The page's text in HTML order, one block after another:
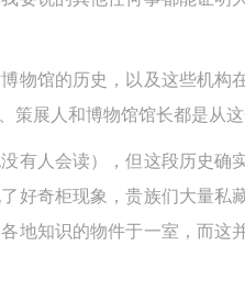
物馆的历史，以及这些机构
展人和博物馆馆长都是从这
有人会读），但这段历史确
好奇柜现象，贵族们大量私
地知识的物件于一室，而这